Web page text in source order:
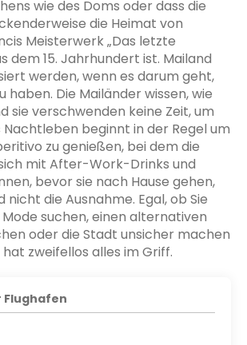
wie des Doms oder dass die
die Heimat von
Meisterwerk „Das letzte
dem 15. Jahrhundert ist. Mailand
werden, wenn es darum geht,
haben. Die Mailänder wissen, wie
sie verschwenden keine Zeit, um
Nachtleben beginnt in der Regel um
zu genießen, bei dem die
mit After-Work-Drinks und
bevor sie nach Hause gehen,
nicht die Ausnahme. Egal, ob Sie
suchen, einen alternativen
oder die Stadt unsicher machen
zweifellos alles im Griff.
Flughafen